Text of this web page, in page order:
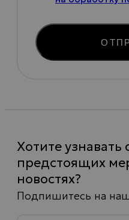
Хотите
предстоящих
новостях?
Подпишитесь на